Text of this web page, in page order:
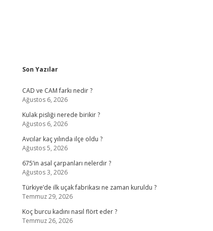
Sidebar
Son Yazılar
CAD ve CAM farkı nedir ?
Ağustos 6, 2026
Kulak pisliği nerede birikir ?
Ağustos 6, 2026
Avcılar kaç yılında ilçe oldu ?
Ağustos 5, 2026
675’in asal çarpanları nelerdir ?
Ağustos 3, 2026
Türkiye’de ilk uçak fabrikası ne zaman kuruldu ?
Temmuz 29, 2026
Koç burcu kadını nasıl flört eder ?
Temmuz 26, 2026